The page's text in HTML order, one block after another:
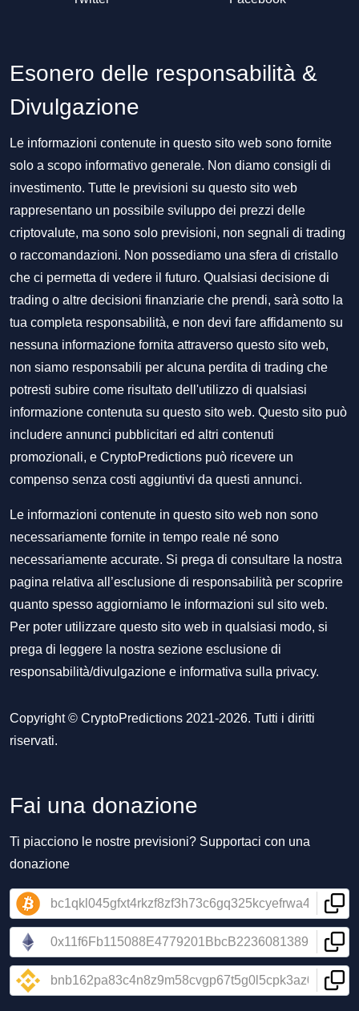
Esonero delle responsabilità &
Divulgazione
Le informazioni contenute in questo sito web sono fornite
solo a scopo informativo generale. Non diamo consigli di
investimento. Tutte le previsioni su questo sito web
rappresentano un possibile sviluppo dei prezzi delle
criptovalute, ma sono solo previsioni, non segnali di trading
o raccomandazioni. Non possediamo una sfera di cristallo
che ci permetta di vedere il futuro. Qualsiasi decisione di
trading o altre decisioni finanziarie che prendi, sarà sotto la
tua completa responsabilità, e non devi fare affidamento su
nessuna informazione fornita attraverso questo sito web,
non siamo responsabili per alcuna perdita di trading che
potresti subire come risultato dell'utilizzo di qualsiasi
informazione contenuta su questo sito web. Questo sito può
includere annunci pubblicitari ed altri contenuti
promozionali, e CryptoPredictions può ricevere un
compenso senza costi aggiuntivi da questi annunci.
Le informazioni contenute in questo sito web non sono
necessariamente fornite in tempo reale né sono
necessariamente accurate. Si prega di consultare la nostra
pagina relativa all’esclusione di responsabilità per scoprire
quanto spesso aggiorniamo le informazioni sul sito web.
Per poter utilizzare questo sito web in qualsiasi modo, si
prega di leggere la nostra sezione esclusione di
responsabilità/divulgazione e informativa sulla privacy.
Copyright © CryptoPredictions 2021-2026. Tutti i diritti
riservati.
Fai una donazione
Ti piacciono le nostre previsioni? Supportaci con una
donazione